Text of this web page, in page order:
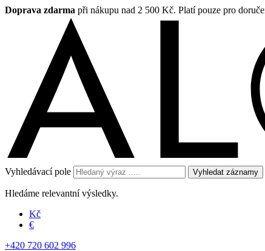
Doprava zdarma při nákupu nad 2 500 Kč. Platí pouze pro
Vyhledávací pole Vyhledat záznamy
Hledáme relevantní výsledky.
Kč
€
+420 720 602 996